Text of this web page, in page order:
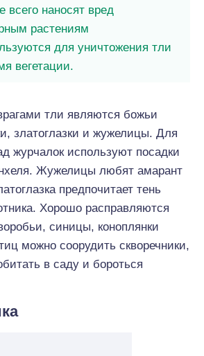
всего наносят вред
растениям
для уничтожения тли
вегетации.
тли являются божьи
златоглазки и жужелицы. Для
журчалок используют посадки
Жужелицы любят амарант
предпочитает тень
Хорошо расправляются
синицы, коноплянки
можно соорудить скворечники,
в саду и бороться